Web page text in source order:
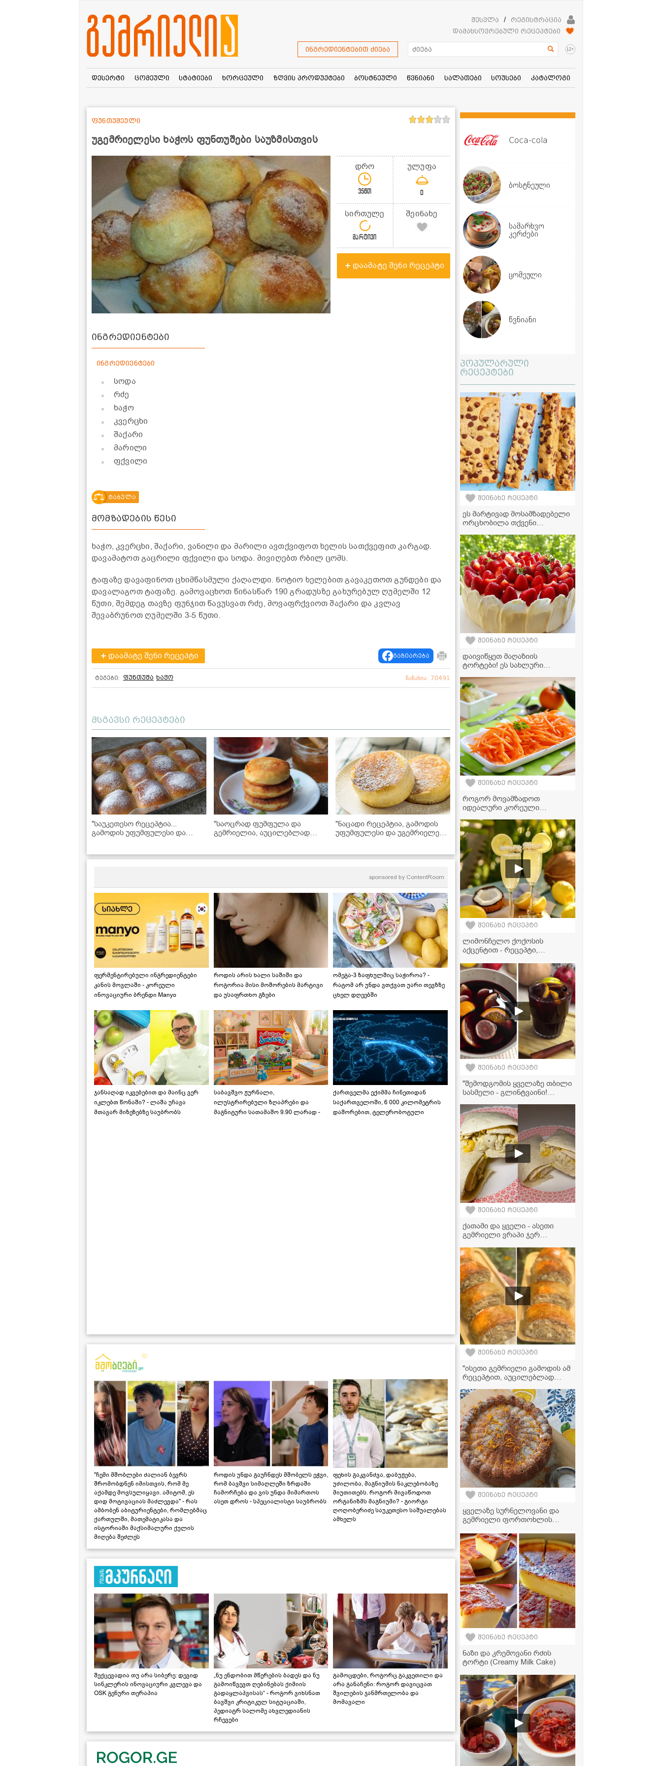
შესვლა /
რეგისტრაცია
დამახსოვრებული რეცეპტები
ინგრედიენტებით ძიება 12+
დესერტი ცომეული სტატიები ხორცეული ზღვის პროდუქტები ბოსტნეული წვნიანი სალათები სოუსები კატალოგი
უგემრიელესი ხაჭოს ფუნთუშები საუზმისთვის
ფუნთუშეული
დრო
35წთ
ულუფა
0
სირთულე
მარტივი
შეინახე
დაამატე შენი რეცეპტი
ინგრედიენტები
ინგრედიენტები
სოდა
რძე
ხაჭო
კვერცხი
შაქარი
მარილი
ფქვილი
ტაბულა
მომზადების წესი
ხაჭო, კვერცხი, შაქარი, ვანილი და მარილი ავთქვიფოთ ხელის სათქვეფით კარგად.
დავამატოთ გაცრილი ფქვილი და სოდა. მივიღებთ რბილ ცომს.
ტაფაზე დავაფინოთ ცხიმწასმული ქაღალდი. ნოტიო ხელებით გავაკეთოთ გუნდები და
დავალაგოთ ტაფაზე. გამოვაცხოთ წინასწარ 190 გრადუსზე გახურებულ ღუმელში 12
წუთი, შემდეგ თავზე ფუნჯით წავუსვათ რძე, მოვაფრქვიოთ შაქარი და კვლავ
შევაბრუნოთ ღუმელში 3-5 წუთი.
დაამატე შენი რეცეპტი გაზიარება
ტეგები: ფუნთუშა ხაჭო ნანახია: 70491
მსგავსი რეცეპტები
"საუკეთესო რეცეპტია...
გამოდის უფუმფულესი და
"საოცრად ფუმფულა და
გემრიელია, აუცილებლად
რეცეპტი
"ნაცადი რეცეპტია, გამოდის
უფუმფულესი და უგემრიელესი"
sponsored by ContentRoom
ფერმენტირებული ინგრედიენტები
კანის მოვლაში - კორეული
ინოვაციური ბრენდი Manyo
როდის არის ხალი საშიში და
როგორია მისი მოშორების მარტივი
და უსაფრთხო გზები
ომეგა-3 ზაფხულშიც საჭიროა? -
რატომ არ უნდა ვთქვათ უარი თევზზე
ცხელ დღეებში
ჯანსაღად იკვებებით და მაინც ვერ
იკლებთ წონაში? - ლაშა უჩავა
მთავარ მიზეზებზე საუბრობს
საბავშვო ჟურნალი,
ილუსტრირებული ზღაპრები და
მაგნიტური სათამაშო 9.90 ლარად -
ქართველმა ექიმმა ჩინეთიდან
საქართველოში, 6 000 კილომეტრის
დაშორებით, ტელერობოტული
"ჩემი მშობლები ძალიან ბევრს
შრომობდნენ იმისთვის, რომ მე
აქამდე მოვსულიყავი. ამიტომ, ეს
დიდ მოტივაციას მაძლევდა" - რას
ამბობენ აბიტურიენტები, რომლებმაც
ქართულში, მათემატიკასა და
ისტორიაში მაქსიმალური ქულის
მიღება შეძლეს
როდის უნდა გაუჩნდეს მშობელს ეჭვი,
რომ ბავშვი სიმაღლეში ზრდაში
ჩამორჩება და ვის უნდა მიმართოს
ასეთ დროს - სპეციალისტი საუბრობს
ფეხის გაკვანძვა, დაბუჟება,
უძილობა, მაგნიუმის ნაკლებობაზე
მიუთითებს. როგორ მივაწოდოთ
ორგანიზმს მაგნიუმი? - გიორგი
ღოღობერიძე საუკეთესო საშუალებას
ამხელს
შექცევადია თუ არა სიბერე: დევიდ
სინკლერის ინოვაციური კვლევა და
OSK გენური თერაპია
„ნუ ენდობით მწერების ბადეს და ნუ
გამოიწვევთ ღებინებას ქიმიის
გადაყლაპვისას“ - როგორ ვიხსნათ
ბავშვი კრიტიკულ სიტუაციაში,
პედიატრ სალომე ახვლედიანის
რჩევები
გამოცდები, როგორც გაკვეთილი და
არა განაჩენი: როგორ დავიცვათ
შვილების ჯანმრთელობა და
მომავალი
Coca-cola
ბოსტნეული
სამარხვო
კერძები
ცომეული
წვნიანი
პოპულარული
რეცეპტები
შეინახე რეცეპტი
ეს მარტივად მოსამზადებელი
ორცხობილა თქვენი
სასუსნავი გახდება
შეინახე რეცეპტი
დაივიწყეთ მაღაზიის
ტორტები! ეს სახლური
სტუმრებს გააოცებს
შეინახე რეცეპტი
როგორ მოვამზადოთ
იდეალური კორეული
- საიდუმლო რეცეპტი
შეინახე რეცეპტი
ლიმონჩელო ქოქოსის
აქცენტით - რეცეპტი,
წარმოდგენას შეცვლის ამ
სასმელზე!
შეინახე რეცეპტი
"შემოდგომის ყველაზე თბილი
სასმელი - გლინტვაინი!
და სწრაფად" - ვიდეორეცეპტი
შეინახე რეცეპტი
ქათამი და ყველი - ასეთი
გემრიელი ვრაპი ჯერ
შეინახე რეცეპტი
"ისეთი გემრიელი გამოდის ამ
რეცეპტით, აუცილებლად
ქადის ვიდეორეცეპტი
შეინახე რეცეპტი
ყველაზე სურნელოვანი და
გემრიელი ფორთოხლის
გაგისინჯავთ - შედეგი ყველა
მოლოდინს გადააჭარბებს!
შეინახე რეცეპტი
ნაზი და კრემოვანი რძის
ტორტი (Creamy Milk Cake)